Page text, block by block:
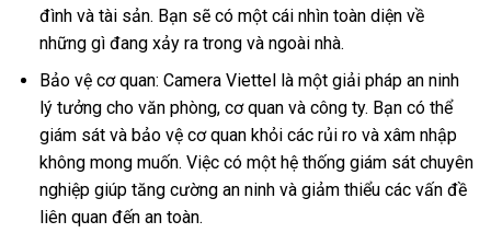
đình và tài sản. Bạn sẽ có một cái nhìn toàn diện về
những gì đang xảy ra trong và ngoài nhà.
Bảo vệ cơ quan: Camera Viettel là một giải pháp an ninh
lý tưởng cho văn phòng, cơ quan và công ty. Bạn có thể
giám sát và bảo vệ cơ quan khỏi các rủi ro và xâm nhập
không mong muốn. Việc có một hệ thống giám sát chuyên
nghiệp giúp tăng cường an ninh và giảm thiểu các vấn đề
liên quan đến an toàn.